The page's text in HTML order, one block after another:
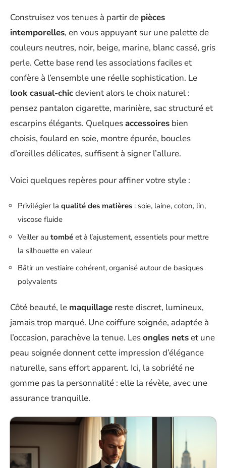
Construisez vos tenues à partir de pièces
intemporelles, en vous appuyant sur une palette de
couleurs neutres, noir, beige, marine, blanc cassé, gris
perle. Cette base rend les associations faciles et
confère à l’ensemble une réelle sophistication. Le
look casual-chicdevient alors le choix naturel :
pensez pantalon cigarette, marinière, sac structuré et
escarpins élégants. Quelquesaccessoires bien
choisis, foulard en soie, montre épurée, boucles
d’oreilles délicates, suffisent à signer l’allure.
Voici quelques repères pour affiner votre style :
Privilégier la qualité des matières : soie, laine, coton, lin,
viscose fluide
Veiller au tombé et à l’ajustement, essentiels pour mettre
la silhouette en valeur
Bâtir un vestiaire cohérent, organisé autour de basiques
polyvalents
Côté beauté, le maquillage reste discret, lumineux,
jamais trop marqué. Une coiffure soignée, adaptée à
l’occasion, parachève la tenue. Lesongles netset une
peau soignée donnent cette impression d’élégance
naturelle, sans effort apparent. Ici, la sobriété ne
gomme pas la personnalité : elle la révèle, avec une
assurance tranquille.